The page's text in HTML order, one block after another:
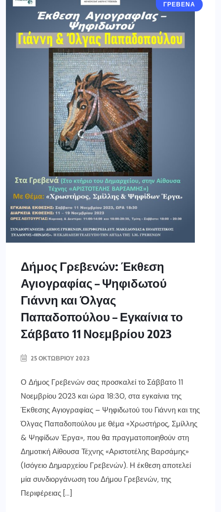
ΓΡΕΒΕΝΑ
Δήμος Γρεβενών: Έκθεση
Αγιογραφίας – Ψηφιδωτού
Γιάννη και Όλγας
Παπαδοπούλου – Εγκαίνια το
Σάββατο 11 Νοεμβρίου 2023
25 ΟΚΤΩΒΡΊΟΥ 2023
Ο Δήμος Γρεβενών σας προσκαλεί το Σάββατο 11
Νοεμβρίου 2023 και ώρα 18:30, στα εγκαίνια της
Έκθεσης Αγιογραφίας – Ψηφιδωτού του Γιάννη και της
Όλγας Παπαδοπούλου με θέμα «Χρωστήρος, Σμίλλης
& Ψηφίδων Έργα», που θα πραγματοποιηθούν στη
Δημοτική Αίθουσα Τέχνης «Αριστοτέλης Βαρσάμης»
(Ισόγειο Δημαρχείου Γρεβενών). Η έκθεση αποτελεί
μία συνδιοργάνωση του Δήμου Γρεβενών, της
Περιφέρειας […]